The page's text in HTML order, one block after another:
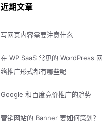
近期文章
写网页内容需要注意什么
在 WP SaaS 常见的 WordPress 网
络推广形式都有哪些呢
Google 和百度竞价推广的趋势
营销网站的 Banner 要如何策划？